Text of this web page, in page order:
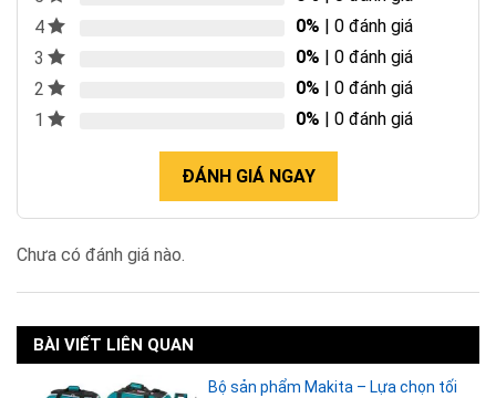
4
0% | 0 đánh giá
3
0% | 0 đánh giá
2
0% | 0 đánh giá
1
0% | 0 đánh giá
ĐÁNH GIÁ NGAY
Chưa có đánh giá nào.
BÀI VIẾT LIÊN QUAN
Bộ sản phẩm Makita – Lựa chọn tối